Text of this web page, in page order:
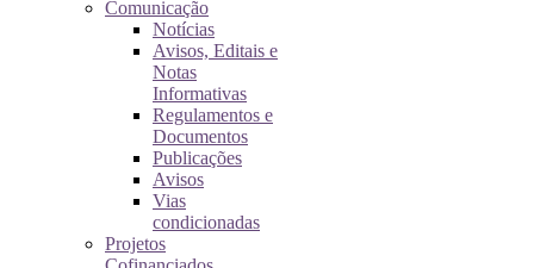
Comunicação
Notícias
Avisos, Editais e
Notas
Informativas
Regulamentos e
Documentos
Publicações
Avisos
Vias
condicionadas
Projetos